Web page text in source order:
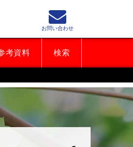
考資料 検索
お問い合わせ